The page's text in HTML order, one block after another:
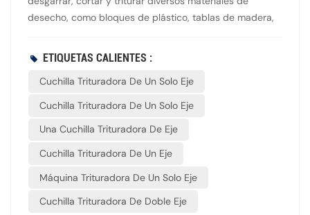
desecho, como bloques de plástico, tablas de madera,
cartón, etc. En la producción industrial, determinan la
trituradoras, siendo especialmente adecuadas para el
reciclaje y la reutilización de materiales como plástico,
ETIQUETAS CALIENTES :
Cuchilla Trituradora De Un Solo Eje
Cuchilla Trituradora De Un Solo Eje
Una Cuchilla Trituradora De Eje
Cuchilla Trituradora De Un Eje
Máquina Trituradora De Un Solo Eje
Cuchilla Trituradora De Doble Eje